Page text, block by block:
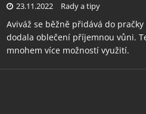
23.11.2022 Rady a tipy
Aviváž se běžně přidává do
dodala oblečení příjemnou vůni.
mnohem více možností využití.